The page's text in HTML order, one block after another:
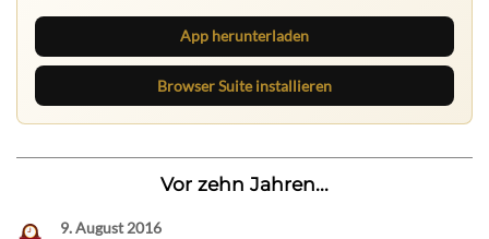
App herunterladen
Browser Suite installieren
Vor zehn Jahren...
9. August 2016